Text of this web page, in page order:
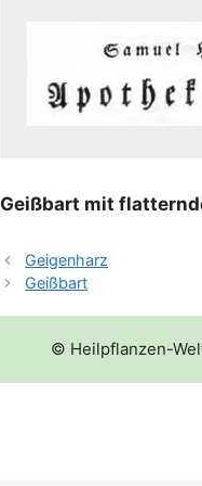
Geiß­bart mit
Geigenharz
Geißbart
© Heilpflanzen-